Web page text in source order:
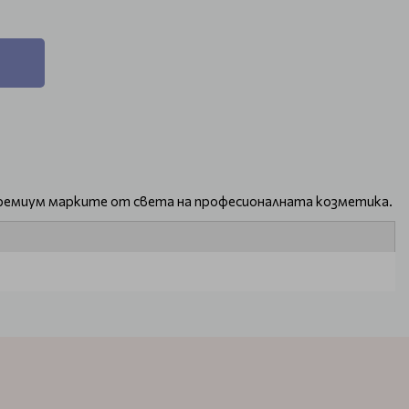
марките от света на професионалната козметика.